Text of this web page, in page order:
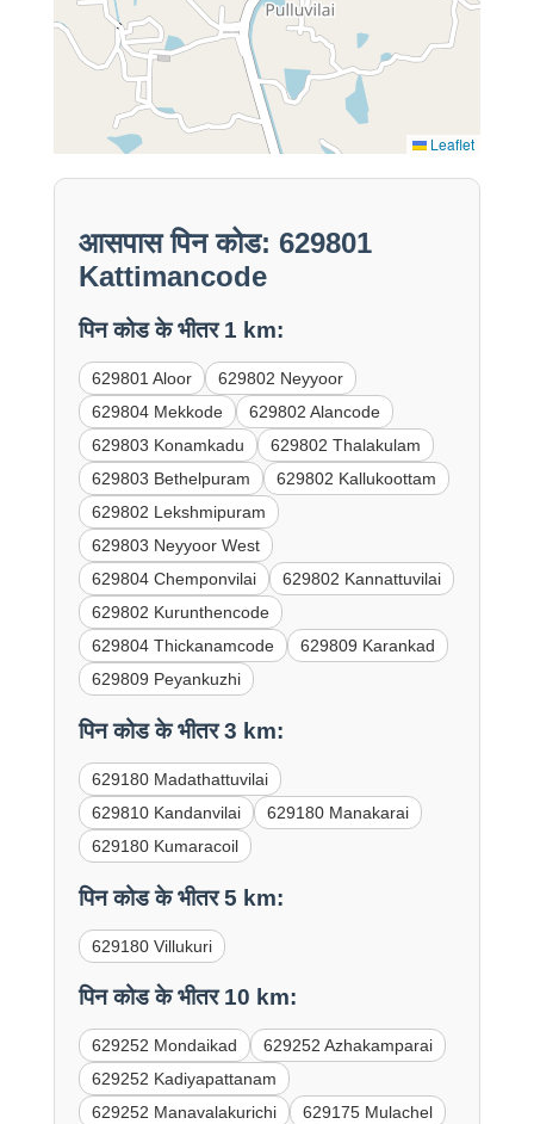
Leaflet
आसपास पिन कोड: 629801
Kattimancode
पिन कोड के भीतर 1 km:
629801 Aloor
629802 Neyyoor
629804 Mekkode
629802 Alancode
629803 Konamkadu
629802 Thalakulam
629803 Bethelpuram
629802 Kallukoottam
629802 Lekshmipuram
629803 Neyyoor West
629804 Chemponvilai
629802 Kannattuvilai
629802 Kurunthencode
629804 Thickanamcode
629809 Karankad
629809 Peyankuzhi
पिन कोड के भीतर 3 km:
629180 Madathattuvilai
629810 Kandanvilai
629180 Manakarai
629180 Kumaracoil
पिन कोड के भीतर 5 km:
629180 Villukuri
पिन कोड के भीतर 10 km:
629252 Mondaikad
629252 Azhakamparai
629252 Kadiyapattanam
629252 Manavalakurichi
629175 Mulachel